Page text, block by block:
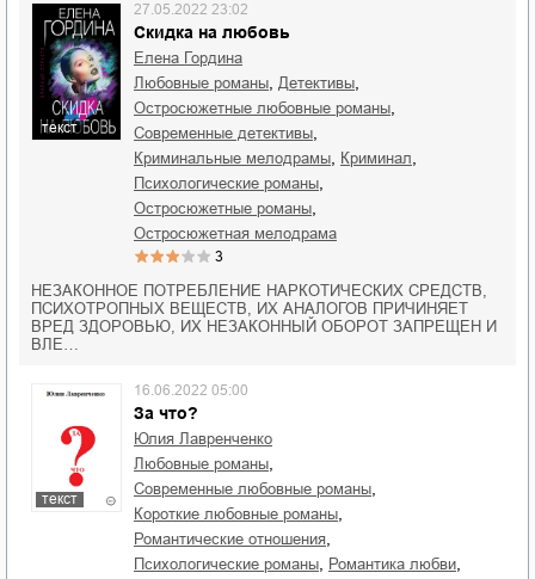
текст
Скидка на любовь
27.05.2022 23:02
Елена Гордина
любовные романы
детективы
остросюжетные любовные романы
современные детективы
криминальные мелодрамы криминал
психологические романы
остросюжетные романы
остросюжетная мелодрама
3
НЕЗАКОННОЕ ПОТРЕБЛЕНИЕ НАРКОТИЧЕСКИХ СРЕДСТВ,
ПСИХОТРОПНЫХ ВЕЩЕСТВ, ИХ АНАЛОГОВ ПРИЧИНЯЕТ
ВРЕД ЗДОРОВЬЮ, ИХ НЕЗАКОННЫЙ ОБОРОТ ЗАПРЕЩЕН И
ВЛЕ…
текст
За что?
16.06.2022 05:00
Юлия Лавренченко
любовные романы
современные любовные романы
короткие любовные романы
романтические отношения
психологические романы романтика любви